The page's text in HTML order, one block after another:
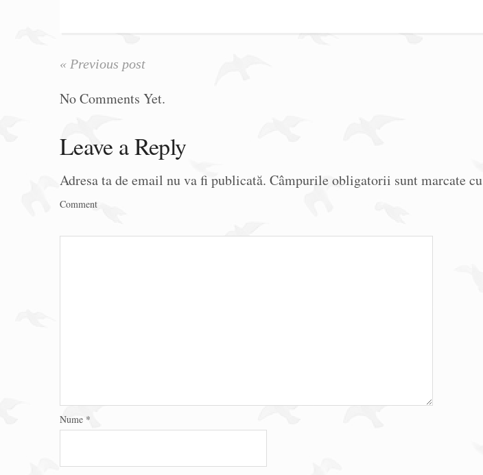
« Previous post
No Comments Yet.
Leave a Reply
Adresa ta de email nu va fi publicată. Câmpurile obligatorii sunt marcate cu
Comment
Nume *